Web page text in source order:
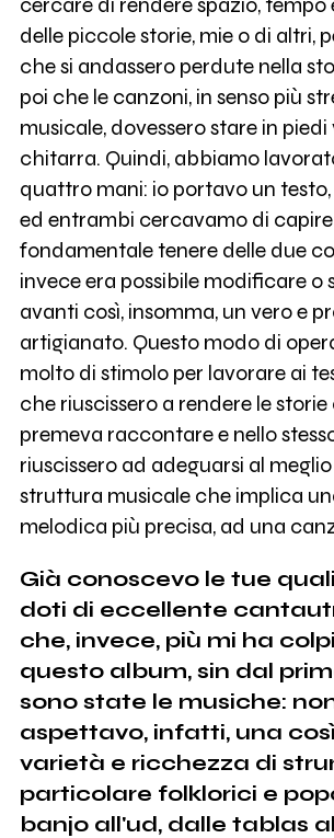
delle piccole storie, mie o di altri,
che si andassero perdute nella
poi che le canzoni, in senso più
musicale, dovessero stare in piedi
chitarra. Quindi, abbiamo
quattro mani: io portavo un
ed entrambi cercavamo di
fondamentale tenere delle due
invece era possibile modificare o
avanti così, insomma, un vero e
artigianato. Questo modo di
molto di stimolo per lavorare ai
che riuscissero a rendere le storie
premeva raccontare e nello
riuscissero ad adeguarsi al
struttura musicale che implica
melodica più precisa, ad una
Già conoscevo le tue
doti di eccellente
che, invece, più mi ha
questo album, sin dal
sono state le musiche:
aspettavo, infatti, una
varietà e ricchezza di
particolare folklorici e
banjo all'ud, dalle tablas